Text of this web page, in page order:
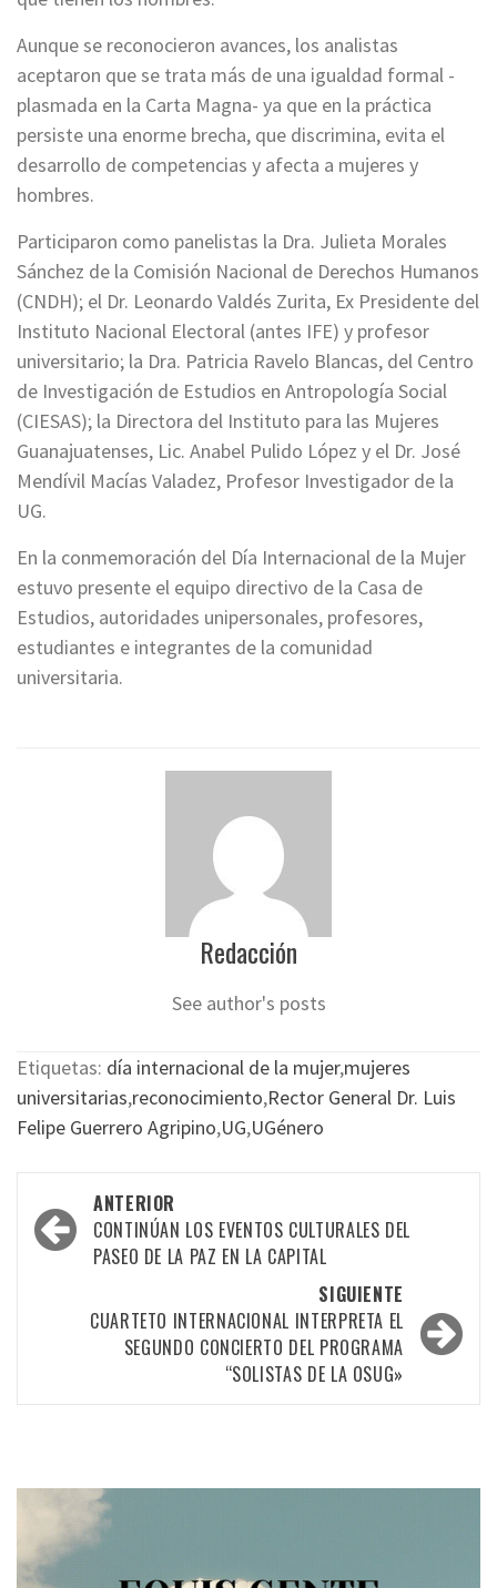
Aunque se reconocieron avances, los analistas
aceptaron que se trata más de una igualdad formal -
plasmada en la Carta Magna- ya que en la práctica
persiste una enorme brecha, que discrimina, evita el
desarrollo de competencias y afecta a mujeres y
hombres.
Participaron como panelistas la Dra. Julieta Morales
Sánchez de la Comisión Nacional de Derechos Humanos
(CNDH); el Dr. Leonardo Valdés Zurita, Ex Presidente del
Instituto Nacional Electoral (antes IFE) y profesor
universitario; la Dra. Patricia Ravelo Blancas, del Centro
de Investigación de Estudios en Antropología Social
(CIESAS); la Directora del Instituto para las Mujeres
Guanajuatenses, Lic. Anabel Pulido López y el Dr. José
Mendívil Macías Valadez, Profesor Investigador de la
UG.
En la conmemoración del Día Internacional de la Mujer
estuvo presente el equipo directivo de la Casa de
Estudios, autoridades unipersonales, profesores,
estudiantes e integrantes de la comunidad
universitaria.
Redacción
See author's posts
Etiquetas: día internacional de la mujer,mujeres
universitarias,reconocimiento,Rector General Dr. Luis
Felipe Guerrero Agripino,UG,UGénero
Navegación
por
entradas
ANTERIOR
CONTINÚAN LOS EVENTOS CULTURALES DEL
PASEO DE LA PAZ EN LA CAPITAL
SIGUIENTE
CUARTETO INTERNACIONAL INTERPRETA EL
SEGUNDO CONCIERTO DEL PROGRAMA
“SOLISTAS DE LA OSUG»